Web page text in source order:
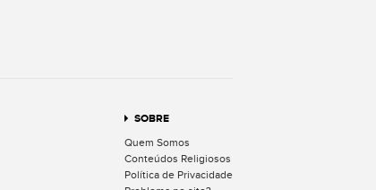
SOBRE
Quem Somos
Conteúdos Religiosos
Política de Privacidade